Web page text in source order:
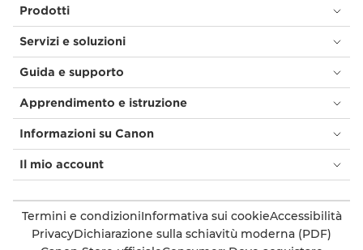
Prodotti
Servizi e soluzioni
Guida e supporto
Apprendimento e istruzione
Informazioni su Canon
Il mio account
Termini e condizioniInformativa sui cookieAccessibilità
PrivacyDichiarazione sulla schiavitù moderna (PDF)